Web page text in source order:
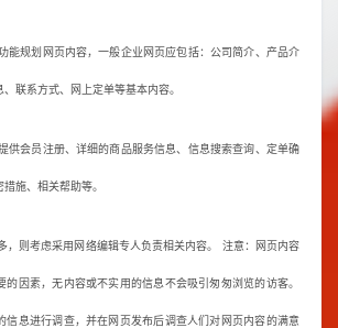
能规划网页内容，一般企业网页应包括：公司简介、产品介
联系方式、网上定单等基本内容。
供会员注册、详细的商品服务信息、信息搜索查询、定单确
施、相关帮助等。
，则考虑采用网络编辑专人负责相关内容。 注意：网页内容
的因素，无内容或不实用的信息不会吸引匆匆浏览的访客。
信息进行调查，并在网页发布后调查人们对网页内容的满意